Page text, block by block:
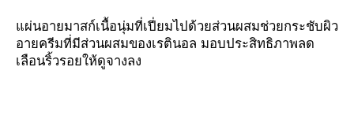
แผ่นอายมาสก์เนื้อนุ่มที่เปี่ยมไปด้วยส่วนผสมช่วยกระชับผิว
อายครีมที่มีส่วนผสมของเรตินอล มอบประสิทธิภาพลด
เลือนริ้วรอยให้ดูจางลง